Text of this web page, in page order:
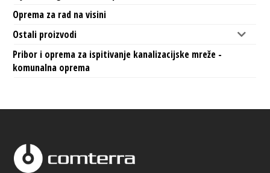
Oprema za rad na visini
Ostali proizvodi
Pribor i oprema za ispitivanje kanalizacijske mreže -
komunalna oprema